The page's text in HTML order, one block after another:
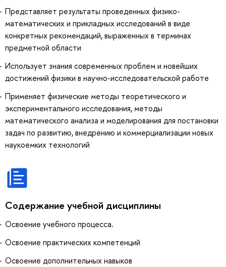
Представляет результаты проведенных физико-
математических и прикладных исследований в виде
конкретных рекомендаций, выраженных в терминах
предметной области
Использует знания современных проблем и новейших
достижений физики в научно-исследовательской работе
Применяет физические методы теоретического и
экспериментального исследования, методы
математического анализа и моделирования для постановки
задач по развитию, внедрению и коммерциализации новых
наукоемких технологий
Содержание учебной дисциплины
Освоение учебного процесса.
Освоение практических компетенций
Освоение дополнительных навыков